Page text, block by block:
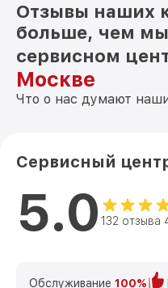
Отзывы наших
больше, чем
сервисном
Москве
Что о нас думают
Сервисный
5.0 132 отзыва
Обслуживание 100%